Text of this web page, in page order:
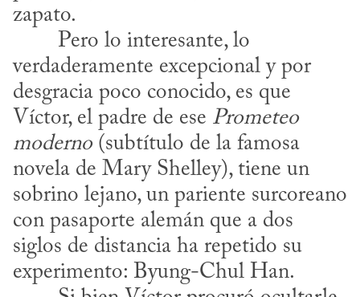
zapato.
verdaderamente excepcional y por
desgracia poco conocido, es que
Víctor, el padre de ese Prometeo
moderno (subtítulo de la famosa
novela de Mary Shelley), tiene un
sobrino lejano, un pariente surcoreano
con pasaporte alemán que a dos
siglos de distancia ha repetido su
experimento: Byung-Chul Han.